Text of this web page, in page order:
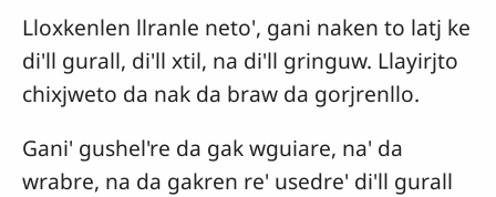
Lloxkenlen llranle neto', gani naken to latj ke
di'll gurall, di'll xtil, na di'll gringuw. Llayirjto
chixjweto da nak da braw da gorjrenllo.
Gani' gushel're da gak wguiare, na' da
wrabre, na da gakren re' usedre' di'll gurall